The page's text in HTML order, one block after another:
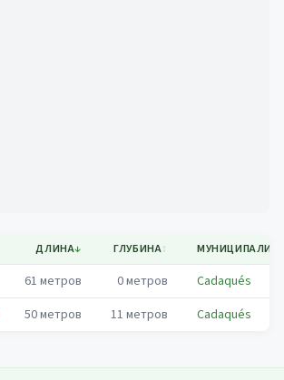
ДЛИНА↓ ГЛУБИНА↕
61 метров 0метров
Cadaqués
50метров 11 метров Cadaqués